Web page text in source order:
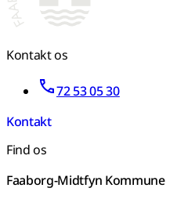
Kontakt os
72 53 05 30
Kontakt
Find os
Faaborg-Midtfyn Kommune